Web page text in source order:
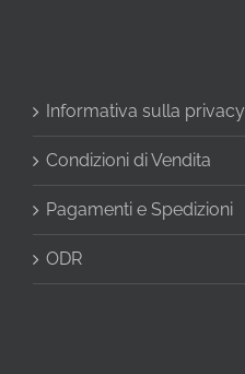
Informativa sulla privacy
Condizioni di Vendita
Pagamenti e Spedizioni
ODR